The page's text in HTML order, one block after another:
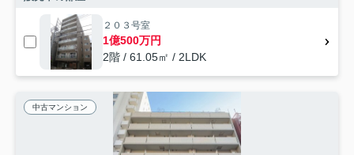
２０３号室
1億500万円
2階 / 61.05㎡ / 2LDK
中古マンション